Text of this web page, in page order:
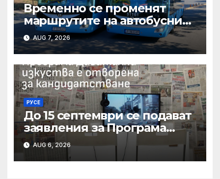
Временно се променят
маршрутите на автобусни
линии № 5 и № 20 заради
строително-ремонтни
дейности
AUG 7, 2026
РУСЕ
До 15 септември се подават
заявления за Програма
„Дигитални изкуства“ на
Национален фонд
„Култура“
AUG 6, 2026